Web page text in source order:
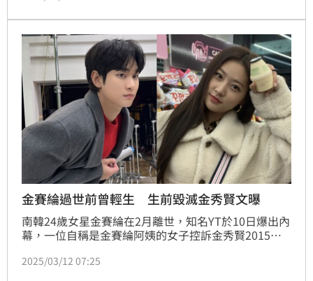
羅列出金秀賢的十大罪狀，怒控金秀賢就是壓垮金賽綸
的關鍵人物。蔡維歆
金賽綸過世前曾輕生 生前毀滅金秀賢文曝
南韓24歲女星金賽綸在2月離世，知名YT於10日爆出內
幕，一位自稱是金賽綸阿姨的女子控訴金秀賢2015年
波。而金賽綸2024年3月曾PO出一張和金秀賢的貼臉
2025/03/12 07:25